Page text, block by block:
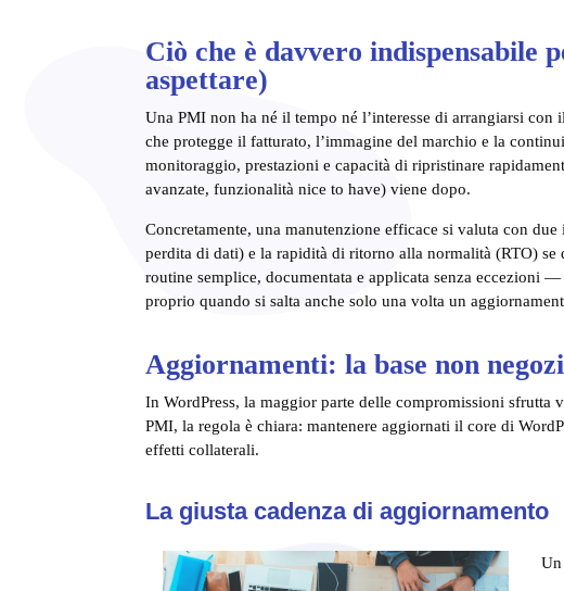
Ciò che è davvero indispensabile
aspettare)
Una PMI non ha né il tempo né l’interesse di arrangiarsi
che protegge il fatturato, l’immagine del marchio e la
monitoraggio, prestazioni e capacità di ripristinare
avanzate, funzionalità nice to have) viene dopo.
Concretamente, una manutenzione efficace si valuta con
perdita di dati) e la rapidità di ritorno alla normalità (RTO)
routine semplice, documentata e applicata senza eccezioni
proprio quando si salta anche solo una volta un
Aggiornamenti: la base non
In WordPress, la maggior parte delle compromissioni
PMI, la regola è chiara: mantenere aggiornati il core di
effetti collaterali.
La giusta cadenza di aggiornamento
Un